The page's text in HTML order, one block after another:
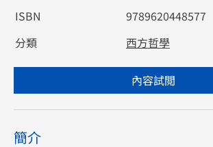
ISBN
9789620448577
分類
西方哲學
內容試閲
簡介